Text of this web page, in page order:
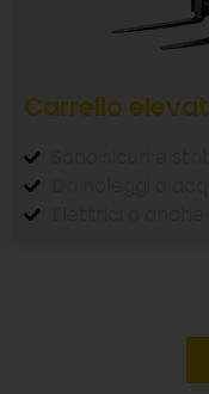
Carrello